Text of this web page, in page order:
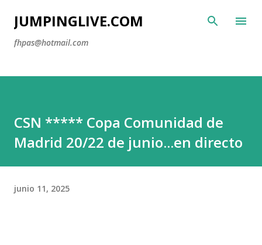
Ir al contenido principal
JUMPINGLIVE.COM
fhpas@hotmail.com
CSN ***** Copa Comunidad de
Madrid 20/22 de junio...en directo
junio 11, 2025